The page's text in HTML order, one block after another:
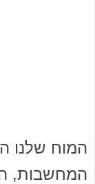
המוח שלנו
המחשבות,